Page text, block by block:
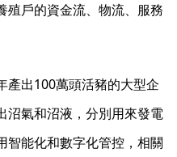
殖戶的資金流、物流、服務
產出100萬頭活豬的大型企
沼氣和沼液，分別用來發電
智能化和數字化管控，相關